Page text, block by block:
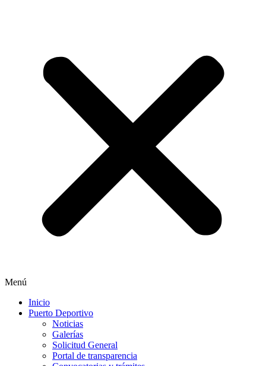
Menú
Inicio
Puerto Deportivo
Noticias
Galerías
Solicitud General
Portal de transparencia